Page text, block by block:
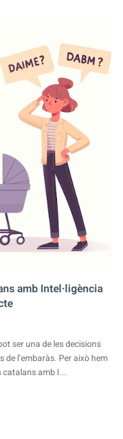
amb Intel·ligència
ser una de les decisions
l’embaràs. Per això hem
catalans amb I...